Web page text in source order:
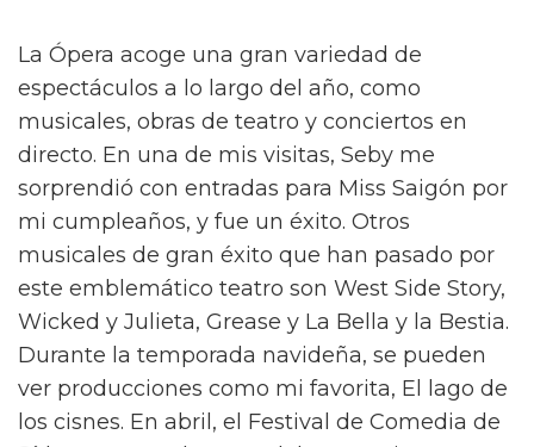
La Ópera acoge una gran variedad de
espectáculos a lo largo del año, como
musicales, obras de teatro y conciertos en
directo. En una de mis visitas, Seby me
sorprendió con entradas para Miss Saigón por
mi cumpleaños, y fue un éxito. Otros
musicales de gran éxito que han pasado por
este emblemático teatro son West Side Story,
Wicked y Julieta, Grease y La Bella y la Bestia.
Durante la temporada navideña, se pueden
ver producciones como mi favorita, El lago de
los cisnes. En abril, el Festival de Comedia de